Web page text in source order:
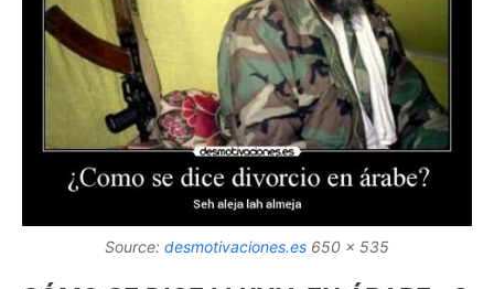
Source: desmotivaciones.es 650 x 535